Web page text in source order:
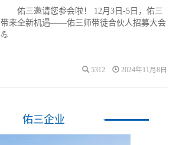
佑三邀请您参会啦！ 12月3日-5日，佑三
带来全新机遇——佑三师带徒合伙人招募大会
💪
5312 2024年11月8日
佑三企业